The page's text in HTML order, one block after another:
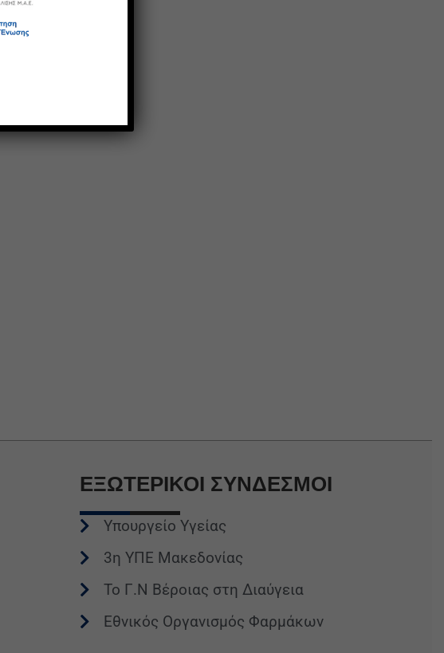
ΕΞΩΤΕΡΙΚΟΙ ΣΥΝΔΕΣΜΟΙ
Υπουργείο Υγείας
3η ΥΠΕ Μακεδονίας
Το Γ.Ν Βέροιας στη Διαύγεια
Εθνικός Οργανισμός Φαρμάκων